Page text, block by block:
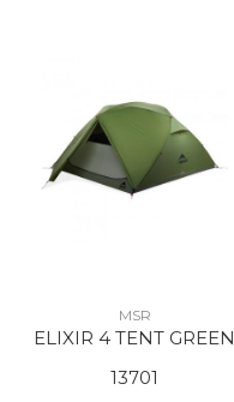
MSR
ELIXIR 4 TENT GREEN
13701